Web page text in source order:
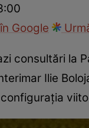
Google
consultări la
Ilie